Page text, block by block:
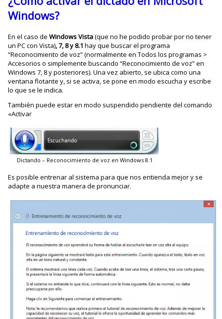
Windows?
En el caso deWindows Vista(que no he podido probar por no tener
un PC con Vista), 7, 8 y 8.1 hay que buscar el programa
“Reconocimiento de voz” (normalmente en Todos los programas >
Accesorios o simplemente buscando “Reconocimiento de voz” en
Windows 7, 8 y posteriores). Una vez abierto, se ubica como una
ventana flotante y, si se activa, se pone en modo escucha y escribe
lo que se le indica.
También puede estar en modo suspendido pendiente del comando
«Activar
Dictando – Reconocimiento de voz en Windows 8.1
Es posible entrenar al sistema para que nos entienda mejor y se
adapte a nuestra manera de pronunciar.